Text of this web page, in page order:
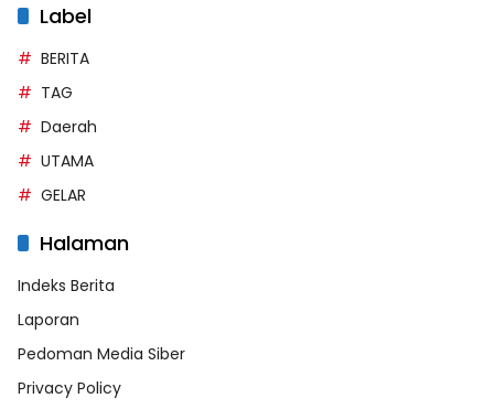
Label
BERITA
TAG
Daerah
UTAMA
GELAR
Halaman
Indeks Berita
Laporan
Pedoman Media Siber
Privacy Policy